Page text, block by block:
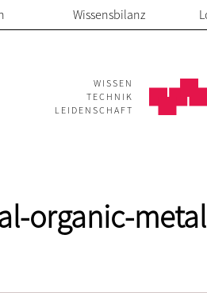
Wissensbilanz
WISSEN
TECHNIK
LEIDENSCHAFT
organic-